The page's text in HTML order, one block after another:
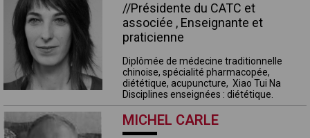
//Présidente du CATC et
associée , Enseignante et
praticienne
Diplômée de médecine traditionnelle
chinoise, spécialité pharmacopée,
diététique, acupuncture, Xiao Tui Na
Disciplines enseignées : diététique.
MICHEL CARLE